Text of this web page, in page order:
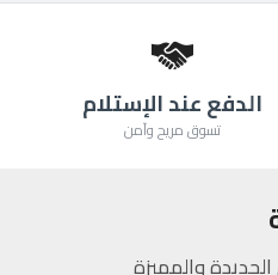
الدفع عند الإستلام
تسوق مريح وآمن
والمميزة